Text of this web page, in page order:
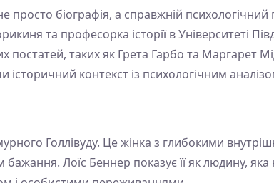
біографія, а справжній психологічний
та професорка історії в Університеті
таких як Грета Гарбо та Маргарет
контекст із психологічним
Голлівуду. Це жінка з глибокими
Лоїс Беннер показує її як людину, яка